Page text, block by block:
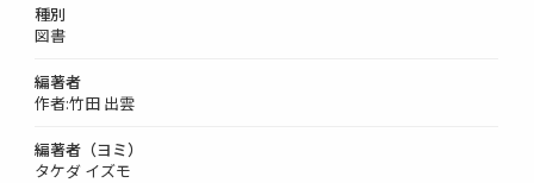
種別
図書
編著者
作者:竹田 出雲
編著者（ヨミ）
タケダ イズモ